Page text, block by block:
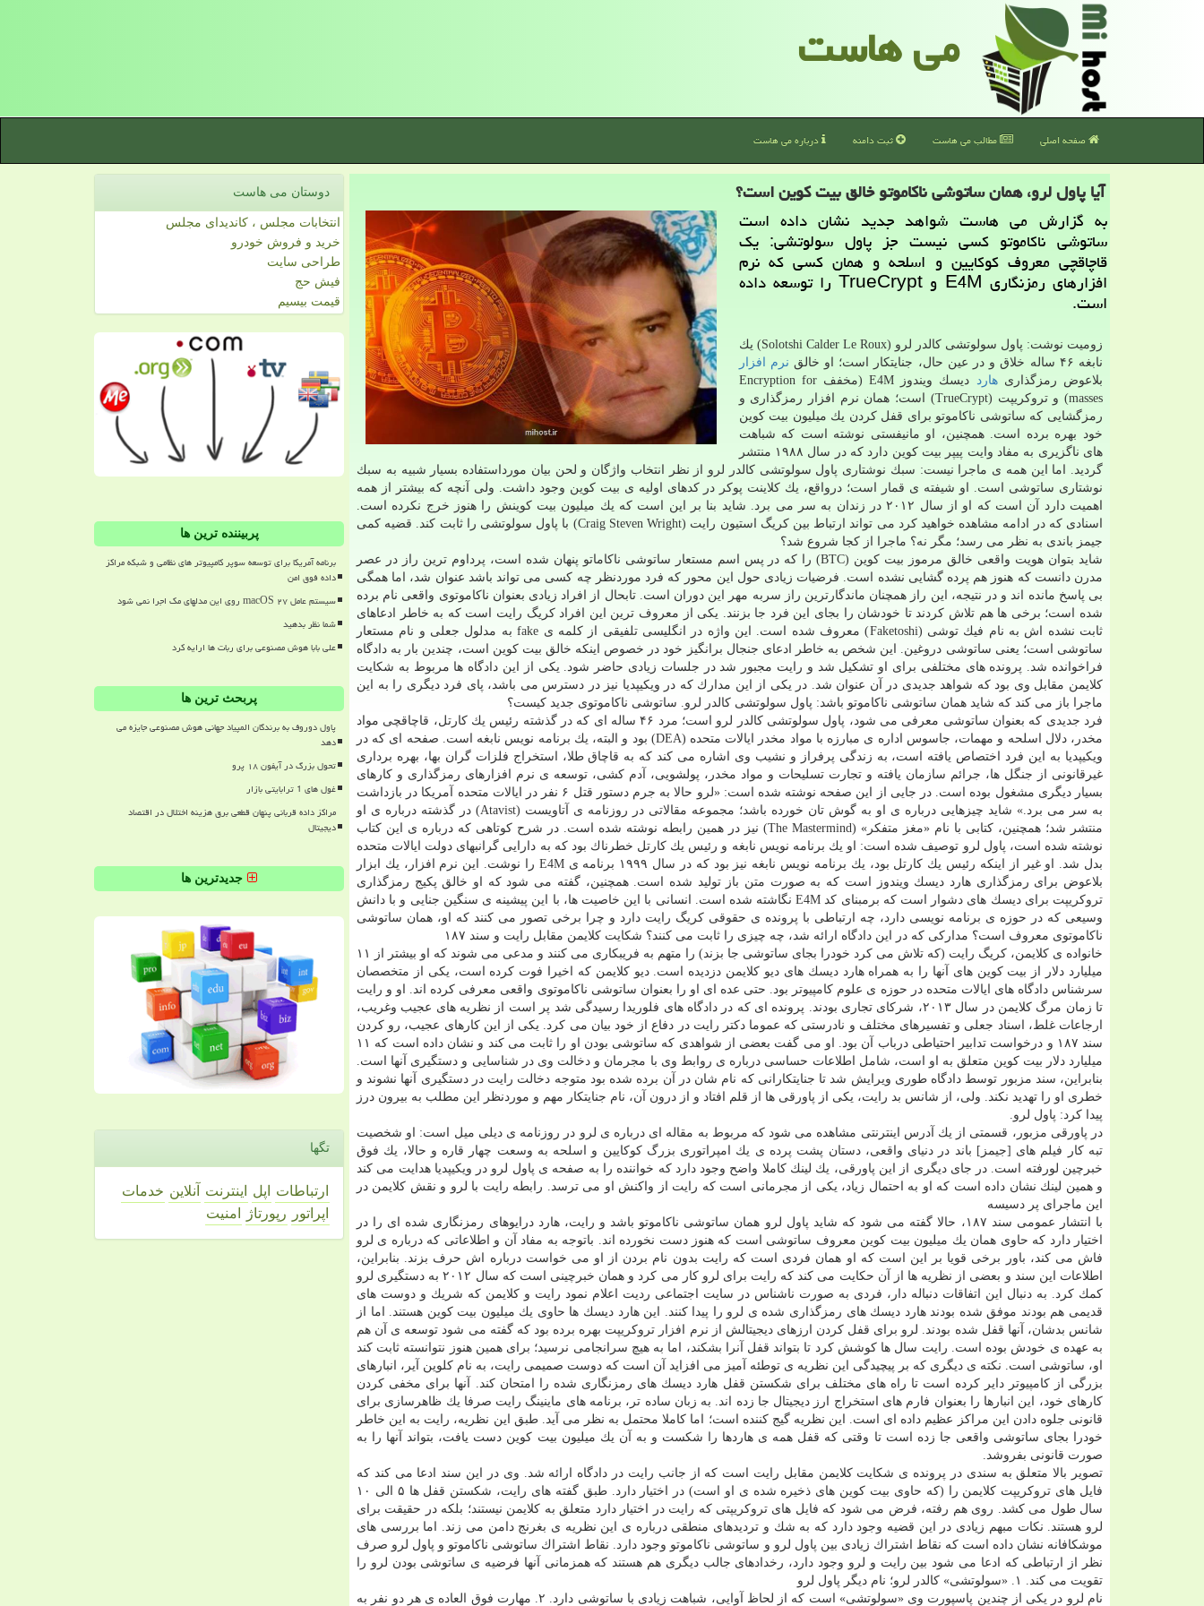
می هاست
صفحه اصلی مطالب می هاست ثبت دامنه درباره می هاست
آیا پاول لرو، همان ساتوشی ناكاموتو خالق بیت كوین است؟
به گزارش می هاست شواهد جدید نشان داده است
ساتوشی ناكاموتو كسی نیست جز پاول سولوتشی: یك
قاچاقچی معروف كوكایین و اسلحه و همان كسی كه نرم
افزارهای رمزنگاری E4M و TrueCrypt را توسعه داده
است.
زومیت نوشت: پاول سولوتشی كالدر لرو (Solotshi Calder Le Roux) یك
نابغه ۴۶ ساله خلاق و در عین حال، جنایتكار است؛ او خالق
نرم افزار
بلاعوض رمزگذاریهارد
دیسك ویندوز E4M (مخفف Encryption for
masses) و تروكریپت (TrueCrypt) است؛ همان نرم افزار رمزگذاری و
رمزگشایی كه ساتوشی ناكاموتو برای قفل كردن یك میلیون بیت كوین
خود بهره برده است. همچنین، او مانیفستی نوشته است كه شباهت
های ناگزیری به مفاد وایت پیپر بیت كوین دارد كه در سال ۱۹۸۸ منتشر
گردید. اما این همه ی ماجرا نیست: سبك نوشتاری پاول سولوتشی كالدر لرو از نظر انتخاب واژگان و لحن بیان مورداستفاده بسیار شبیه به سبك
نوشتاری ساتوشی است. او شیفته ی قمار است؛ درواقع، یك كلاینت پوكر در كدهای اولیه ی بیت كوین وجود داشت. ولی آنچه كه بیشتر از همه
اهمیت دارد آن است كه او از سال ۲۰۱۲ در زندان به سر می برد. شاید بنا بر این است كه یك میلیون بیت كوینش را هنوز خرج نكرده است.
اسنادی كه در ادامه مشاهده خواهید كرد می تواند ارتباط بین كریگ استیون رایت (Craig Steven Wright) با پاول سولوتشی را ثابت كند. قضیه كمی
جیمز باندی به نظر می رسد؛ مگر نه؟ ماجرا از كجا شروع شد؟
شاید بتوان هویت واقعی خالق مرموز بیت كوین (BTC) را كه در پس اسم مستعار ساتوشی ناكاماتو پنهان شده است، پرداوم ترین راز در عصر
مدرن دانست كه هنوز هم پرده گشایی نشده است. فرضیات زیادی حول این محور كه فرد موردنظر چه كسی می تواند باشد عنوان شد، اما همگی
بی پاسخ مانده اند و در نتیجه، این راز همچنان ماندگارترین راز سربه مهر این دوران است. تابحال از افراد زیادی بعنوان ناكاموتوی واقعی نام برده
شده است؛ برخی ها هم تلاش كردند تا خودشان را بجای این فرد جا بزنند. یكی از معروف ترین این افراد كریگ رایت است كه به خاطر ادعاهای
ثابت نشده اش به نام فیك توشی (Faketoshi) معروف شده است. این واژه در انگلیسی تلفیقی از كلمه ی fake به مدلول جعلی و نام مستعار
ساتوشی است؛ یعنی ساتوشی دروغین. این شخص به خاطر ادعای جنجال برانگیز خود در خصوص اینكه خالق بیت كوین است، چندین بار به دادگاه
فراخوانده شد. پرونده های مختلفی برای او تشكیل شد و رایت مجبور شد در جلسات زیادی حاضر شود. یكی از این دادگاه ها مربوط به شكایت
كلایمن مقابل وی بود كه شواهد جدیدی در آن عنوان شد. در یكی از این مدارك كه در ویكیپدیا نیز در دسترس می باشد، پای فرد دیگری را به این
ماجرا باز می كند كه شاید همان ساتوشی ناكاموتو باشد: پاول سولوتشی كالدر لرو. ساتوشی ناكاموتوی جدید كیست؟
فرد جدیدی كه بعنوان ساتوشی معرفی می شود، پاول سولوتشی كالدر لرو است؛ مرد ۴۶ ساله ای كه در گذشته رئیس یك كارتل، قاچاقچی مواد
مخدر، دلال اسلحه و مهمات، جاسوس اداره ی مبارزه با مواد مخدر ایالات متحده (DEA) بود و البته، یك برنامه نویس نابغه است. صفحه ای كه در
ویكیپدیا به این فرد اختصاص یافته است، به زندگی پرفراز و نشیب وی اشاره می كند كه به قاچاق طلا، استخراج فلزات گران بها، بهره برداری
غیرقانونی از جنگل ها، جرائم سازمان یافته و تجارت تسلیحات و مواد مخدر، پولشویی، آدم كشی، توسعه ی نرم افزارهای رمزگذاری و كارهای
بسیار دیگری مشغول بوده است. در جایی از این صفحه نوشته شده است: «لرو حالا به جرم دستور قتل ۶ نفر در ایالات متحده آمریكا در بازداشت
به سر می برد.» شاید چیزهایی درباره ی او به گوش تان خورده باشد؛ مجموعه مقالاتی در روزنامه ی آتاویست (Atavist) در گذشته درباره ی او
منتشر شد؛ همچنین، كتابی با نام «مغز متفكر» (The Mastermind) نیز در همین رابطه نوشته شده است. در شرح كوتاهی كه درباره ی این كتاب
نوشته شده است، پاول لرو توصیف شده است: او یك برنامه نویس نابغه و رئیس یك كارتل خطرناك بود كه به دارایی گرانبهای دولت ایالات متحده
بدل شد. او غیر از اینكه رئیس یك كارتل بود، یك برنامه نویس نابغه نیز بود كه در سال ۱۹۹۹ برنامه ی E4M را نوشت. این نرم افزار، یك ابزار
بلاعوض برای رمزگذاری هارد دیسك ویندوز است كه به صورت متن باز تولید شده است. همچنین، گفته می شود كه او خالق پكیج رمزگذاری
تروكریپت برای دیسك های دشوار است كه برمبنای كد E4M نگاشته شده است. انسانی با این خاصیت ها، با این پیشینه ی سنگین جنایی و با دانش
وسیعی كه در حوزه ی برنامه نویسی دارد، چه ارتباطی با پرونده ی حقوقی كریگ رایت دارد و چرا برخی تصور می كنند كه او، همان ساتوشی
ناكاموتوی معروف است؟ مداركی كه در این دادگاه ارائه شد، چه چیزی را ثابت می كنند؟ شكایت كلایمن مقابل رایت و سند ۱۸۷
خانواده ی كلایمن، كریگ رایت (كه تلاش می كرد خودرا بجای ساتوشی جا بزند) را متهم به فریبكاری می كنند و مدعی می شوند كه او بیشتر از ۱۱
میلیارد دلار از بیت كوین های آنها را به همراه هارد دیسك های دیو كلایمن دزدیده است. دیو كلایمن كه اخیرا فوت كرده است، یكی از متخصصان
سرشناس دادگاه های ایالات متحده در حوزه ی علوم كامپیوتر بود. حتی عده ای او را بعنوان ساتوشی ناكاموتوی واقعی معرفی كرده اند. او و رایت
تا زمان مرگ كلایمن در سال ۲۰۱۳، شركای تجاری بودند. پرونده ای كه در دادگاه های فلوریدا رسیدگی شد پر است از نظریه های عجیب وغریب،
ارجاعات غلط، اسناد جعلی و تفسیرهای مختلف و نادرستی كه عموما دكتر رایت در دفاع از خود بیان می كرد. یكی از این كارهای عجیب، رو كردن
سند ۱۸۷ و درخواست تدابیر احتیاطی درباب آن بود. او می گفت بعضی از شواهدی كه ساتوشی بودن او را ثابت می كند و نشان داده است كه ۱۱
میلیارد دلار بیت كوین متعلق به او است، شامل اطلاعات حساسی درباره ی روابط وی با مجرمان و دخالت وی در شناسایی و دستگیری آنها است.
بنابراین، سند مزبور توسط دادگاه طوری ویرایش شد تا جنایتكارانی كه نام شان در آن برده شده بود متوجه دخالت رایت در دستگیری آنها نشوند و
خطری او را تهدید نكند. ولی، از شانس بد رایت، یكی از پاورقی ها از قلم افتاد و از درون آن، نام جنایتكار مهم و موردنظر این مطلب به بیرون درز
پیدا كرد: پاول لرو.
در پاورقی مزبور، قسمتی از یك آدرس اینترنتی مشاهده می شود كه مربوط به مقاله ای درباره ی لرو در روزنامه ی دیلی میل است: او شخصیت
تبه كار فیلم های [جیمز] باند در دنیای واقعی، دستان پشت پرده ی یك امپراتوری بزرگ كوكایین و اسلحه به وسعت چهار قاره و حالا، یك فوق
خبرچین لورفته است. در جای دیگری از این پاورقی، یك لینك كاملا واضح وجود دارد كه خواننده را به صفحه ی پاول لرو در ویكیپدیا هدایت می كند
و همین لینك نشان داده است كه او به احتمال زیاد، یكی از مجرمانی است كه رایت از واكنش او می ترسد. رابطه رایت با لرو و نقش كلایمن در
این ماجرای پر دسیسه
با انتشار عمومی سند ۱۸۷، حالا گفته می شود كه شاید پاول لرو همان ساتوشی ناكاموتو باشد و رایت، هارد درایوهای رمزنگاری شده ای را در
اختیار دارد كه حاوی همان یك میلیون بیت كوین معروف ساتوشی است كه هنوز دست نخورده اند. باتوجه به مفاد آن و اطلاعاتی كه درباره ی لرو
فاش می كند، باور برخی قویا بر این است كه او همان فردی است كه رایت بدون نام بردن از او می خواست درباره اش حرف بزند. بنابراین،
اطلاعات این سند و بعضی از نظریه ها از آن حكایت می كند كه رایت برای لرو كار می كرد و همان خبرچینی است كه سال ۲۰۱۲ به دستگیری لرو
كمك كرد. به دنبال این اتفاقات دنباله دار، فردی به صورت ناشناس در سایت اجتماعی ردیت اعلام نمود رایت و كلایمن كه شریك و دوست های
قدیمی هم بودند موفق شده بودند هارد دیسك های رمزگذاری شده ی لرو را پیدا كنند. این هارد دیسك ها حاوی یك میلیون بیت كوین هستند. اما از
شانس بدشان، آنها قفل شده بودند. لرو برای قفل كردن ارزهای دیجیتالش از نرم افزار تروكریپت بهره برده بود كه گفته می شود توسعه ی آن هم
به عهده ی خودش بوده است. رایت سال ها كوشش كرد تا بتواند قفل آنرا بشكند، اما به هیچ سرانجامی نرسید؛ برای همین هنوز نتوانسته ثابت كند
او، ساتوشی است. نكته ی دیگری كه بر پیچیدگی این نظریه ی توطئه آمیز می افزاید آن است كه دوست صمیمی رایت، به نام كلوین آیر، انبارهای
بزرگی از كامپیوتر دایر كرده است تا راه های مختلف برای شكستن قفل هارد دیسك های رمزنگاری شده را امتحان كند. آنها برای مخفی كردن
كارهای خود، این انبارها را بعنوان فارم های استخراج ارز دیجیتال جا زده اند. به زبان ساده تر، برنامه های ماینینگ رایت صرفا یك ظاهرسازی برای
قانونی جلوه دادن این مراكز عظیم داده ای است. این نظریه گیج كننده است؛ اما كاملا محتمل به نظر می آید. طبق این نظریه، رایت به این خاطر
خودرا بجای ساتوشی واقعی جا زده است تا وقتی كه قفل همه ی هاردها را شكست و به آن یك میلیون بیت كوین دست یافت، بتواند آنها را به
صورت قانونی بفروشد.
تصویر بالا متعلق به سندی در پرونده ی شكایت كلایمن مقابل رایت است كه از جانب رایت در دادگاه ارائه شد. وی در این سند ادعا می كند كه
فایل های تروكریپت كلایمن را (كه حاوی بیت كوین های ذخیره شده ی او است) در اختیار دارد. طبق گفته های رایت، شكستن قفل ها ۵ الی ۱۰
سال طول می كشد. روی هم رفته، فرض می شود كه فایل های تروكریپتی كه رایت در اختیار دارد متعلق به كلایمن نیستند؛ بلكه در حقیقت برای
لرو هستند. نكات مبهم زیادی در این قضیه وجود دارد كه به شك و تردیدهای منطقی درباره ی این نظریه ی بغرنج دامن می زند. اما بررسی های
موشكافانه نشان داده است كه نقاط اشتراك زیادی بین پاول لرو و ساتوشی ناكاموتو وجود دارد. نقاط اشتراك ساتوشی ناكاموتو و پاول لرو صرف
نظر از ارتباطی كه ادعا می شود بین رایت و لرو وجود دارد، رخدادهای جالب دیگری هم هستند كه همزمانی آنها فرضیه ی ساتوشی بودن لرو را
تقویت می كند. ۱. «سولوتشی» كالدر لرو؛ نام دیگر پاول لرو
نام لرو در یكی از چندین پاسپورت وی «سولوتشی» است كه از لحاظ آوایی، شباهت زیادی با ساتوشی دارد. ۲. مهارت فوق العاده ی هر دو نفر به
دوستان می هاست
انتخابات مجلس ، کاندیدای مجلس
خرید و فروش خودرو
طراحی سایت
فیش حج
قیمت بیسیم
پربیننده ترین ها
برنامه آمریکا برای توسعه سوپر کامپیوتر های نظامی و شبکه مراکز
داده فوق امن
سیستم عامل macOS ۲۷ روی این مدلهای مک اجرا نمی شود
شما نظر بدهید
علی بابا هوش مصنوعی برای ربات ها ارایه کرد
پربحث ترین ها
پاول دوروف به برندگان المپیاد جهانی هوش مصنوعی جایزه می
دهد
تحول بزرگ در آیفون ۱۸ پرو
غول های 1 ترابایتی بازار
مراکز داده قربانی پنهان قطعی برق هزینه اختلال در اقتصاد
دیجیتال
جدیدترین ها
تگها
ارتباطات اپل اینترنت آنلاین خدمات
اپراتور
رپورتاژ امنیت